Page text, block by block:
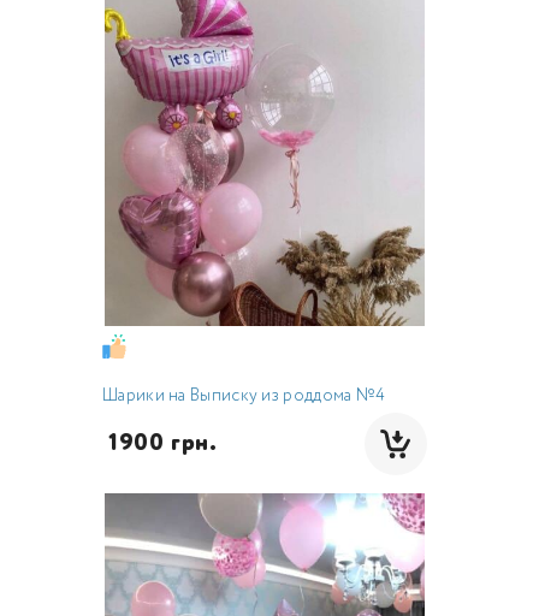
Шарики на Выписку из роддома №4
1900 грн.